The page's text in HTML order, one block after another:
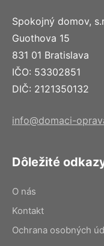
Spokojný domov,
Guothova 15
831 01 Bratislava
IČO: 53302851
DIČ: 2121350132
info@domaci-
Dôležité
O nás
Kontakt
Ochrana osobných